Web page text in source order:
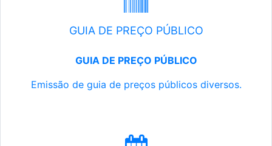
GUIA DE PREÇO PÚBLICO
GUIA DE PREÇO PÚBLICO
Emissão de guia de preços públicos diversos.